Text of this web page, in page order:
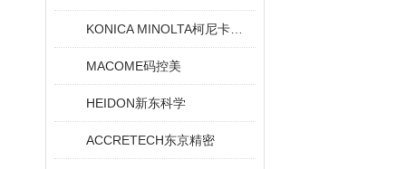
MACOME码控美
HEIDON新东科学
ACCRETECH东京精密